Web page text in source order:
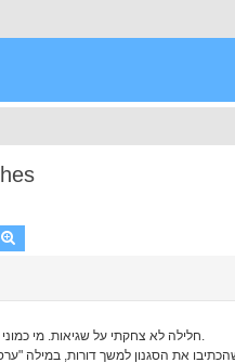
חלילה לא צחקתי על שגיאות. מי כמוני יודע מה זה לכתוב עם שגיאות.